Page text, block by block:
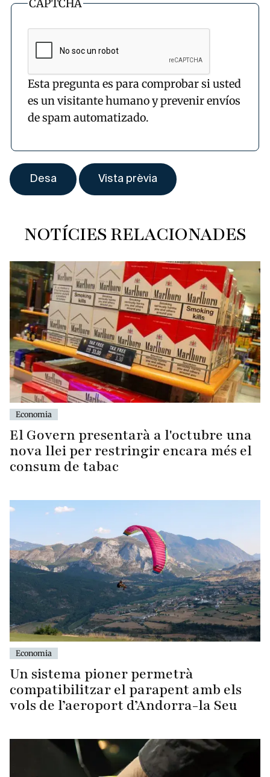
CAPTCHA
Esta pregunta es para comprobar si usted
es un visitante humano y prevenir envíos
de spam automatizado.
NOTÍCIES RELACIONADES
Economia
El Govern presentarà a l'octubre una
nova llei per restringir encara més el
consum de tabac
Economia
Un sistema pioner permetrà
compatibilitzar el parapent amb els
vols de l’aeroport d’Andorra-la Seu